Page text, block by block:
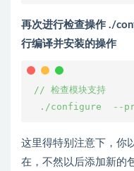
再次进行检查操作 ./
行编译并安装的操作
// 检查模块支持
./configure  --
这里得特别注意下，你
在，不然以后添加新的